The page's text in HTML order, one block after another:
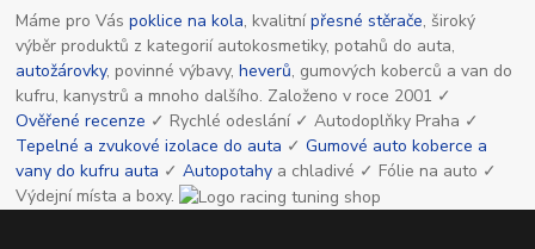
Máme pro Váspoklice na kola, kvalitnípřesné stěrače, široký
výběr produktů z kategorií autokosmetiky, potahů do auta,
autožárovky, povinné výbavy,heverů, gumových koberců a van do
kufru, kanystrů a mnoho dalšího. Založeno v roce 2001 ✓
Ověřené recenze ✓ Rychlé odeslání ✓ Autodoplňky Praha ✓
Tepelné a zvukové izolace do auta ✓Gumové auto koberce a
vany do kufru auta ✓Autopotahy a chladivé ✓ Fólie na auto ✓
Výdejní místa a boxy.